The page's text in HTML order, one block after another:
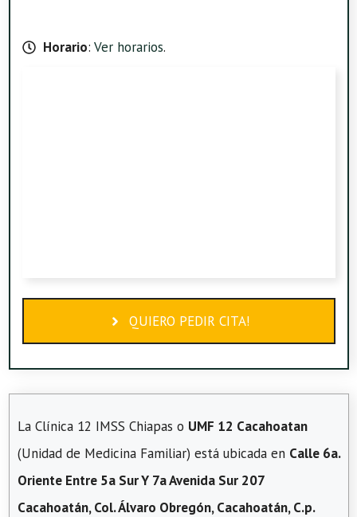
Horario: Ver horarios.
QUIERO PEDIR CITA!
La Clínica 12 IMSS Chiapas o UMF 12 Cacahoatan
(Unidad de Medicina Familiar) está ubicada en Calle 6a.
Oriente Entre 5a Sur Y 7a Avenida Sur 207
Cacahoatán, Col. Álvaro Obregón, Cacahoatán, C.p.